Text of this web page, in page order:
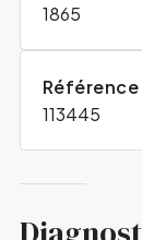
1865
Référence
113445